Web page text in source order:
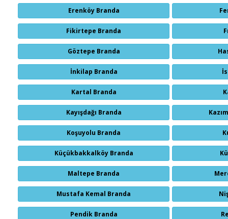
Erenköy Branda
Fikirtepe Branda
Göztepe Branda
İnkilap Branda
Kartal Branda
Kayışdağı Branda
Koşuyolu Branda
Küçükbakkalköy Branda
Maltepe Branda
Mustafa Kemal Branda
Pendik Branda